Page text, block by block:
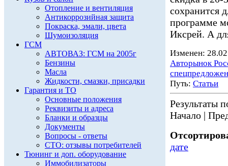
Отопление и вентиляция
Антикоррозийная защита
Покраска, эмали, цвета
Шумоизоляция
ГСМ
АВТОВАЗ: ГСМ на 2005г
Бензины
Масла
Жидкости, смазки, присадки
Гарантия и ТО
Основные положения
Реквизиты и адреса
Бланки и образцы
Документы
Вопросы - ответы
СТО: отзывы потребителей
Тюнинг и доп. оборудование
Иммобилизаторы
сохранится
программе
Иксрей. А
Изменен:
Авторынок
Путь: Статьи
Результаты
Начало |
дате